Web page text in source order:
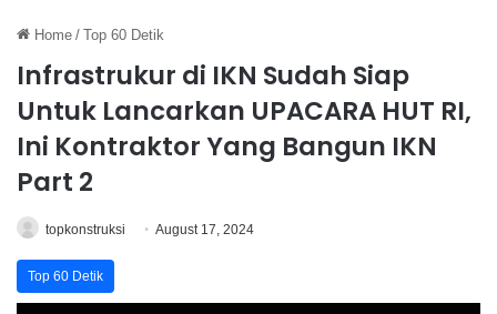
Home / Top 60 Detik
Infrastrukur di IKN Sudah Siap
Untuk Lancarkan UPACARA HUT RI,
Ini Kontraktor Yang Bangun IKN
Part 2
topkonstruksi August 17, 2024
Top 60 Detik